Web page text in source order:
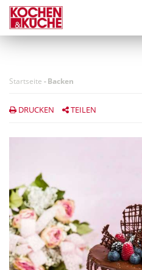
Direkt
zum
Inhalt
Startseite -Backen
DRUCKEN TEILEN